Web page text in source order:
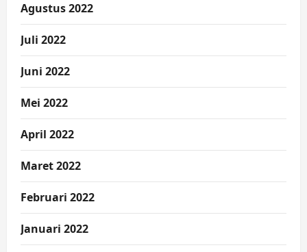
Agustus 2022
Juli 2022
Juni 2022
Mei 2022
April 2022
Maret 2022
Februari 2022
Januari 2022